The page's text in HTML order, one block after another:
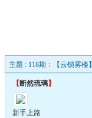
主题 : 118期：【云锁雾
【 断然琉璃】
新手上路